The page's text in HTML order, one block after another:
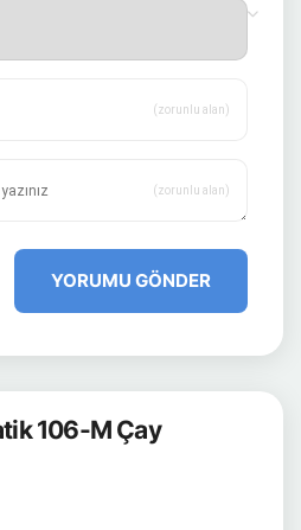
(zorunlu alan)
(zorunlu alan)
YORUMU GÖNDER
106-M Çay